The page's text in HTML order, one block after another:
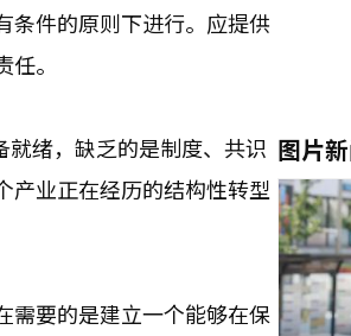
条件的原则下进行。应提供
。
绪，缺乏的是制度、共识
产业正在经历的结构性转型
要的是建立一个能够在保
图片